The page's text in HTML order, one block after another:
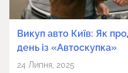
Викуп авто Київ: Як
день із «Автоскупка»
24 Липня, 2025